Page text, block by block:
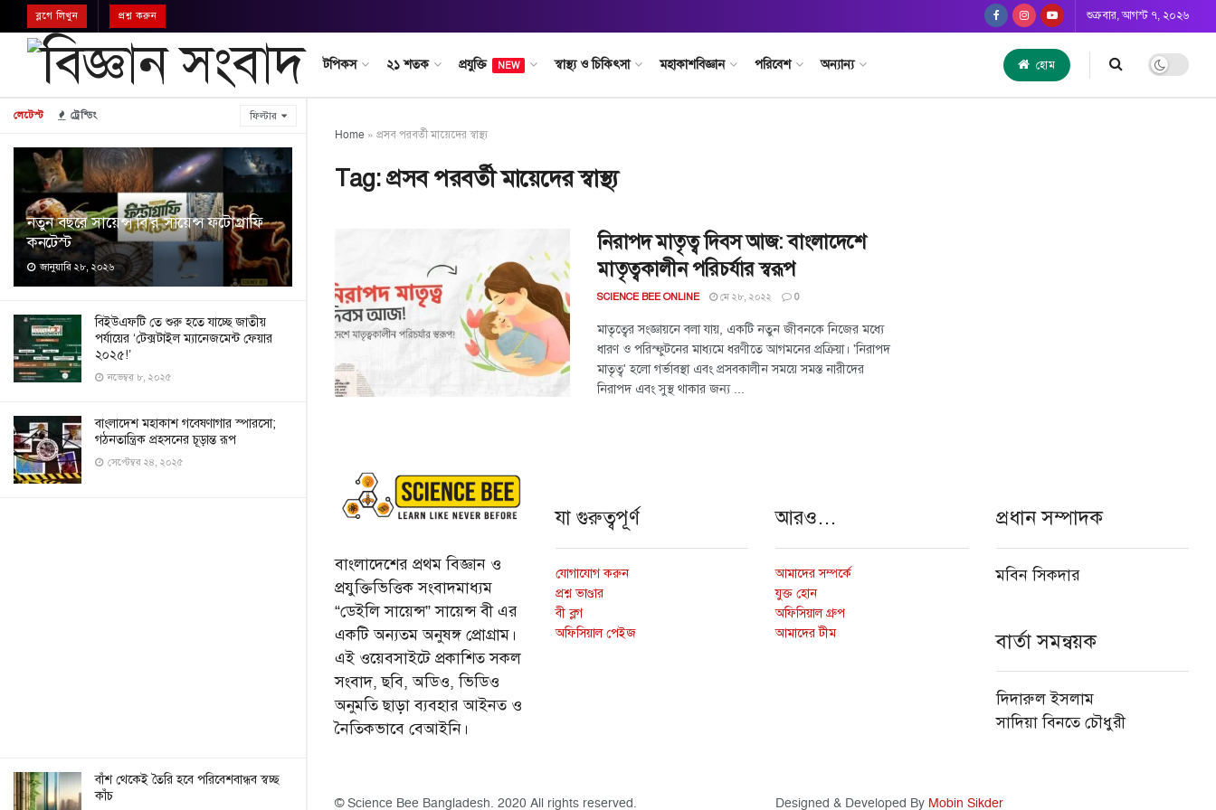
লেটেস্ট ট্রেন্ডিং ফিল্টার
নতুন বছরে সায়েন্স বি’র সায়েন্স ফটোগ্রাফি
কনটেস্ট
জানুয়ারি ২৮, ২০২৬
বিইউএফটি তে শুরু হতে যাচ্ছে জাতীয়
পর্যায়ের ‘টেক্সটাইল ম্যানেজমেন্ট ফেয়ার
২০২৫!’
নভেম্বর ৮, ২০২৫
বাংলাদেশ মহাকাশ গবেষণাগার স্পারসো;
গঠনতান্ত্রিক প্রহসনের চূড়ান্ত রূপ
সেপ্টেম্বর ২৪, ২০২৫
বাঁশ থেকেই তৈরি হবে পরিবেশবান্ধব স্বচ্ছ
কাঁচ
ব্লগে লিখুন প্রশ্ন করুন শুক্রবার, আগস্ট ৭, ২০২৬
টপিকস ২১ শতক প্রযুক্তি NEW স্বাস্থ্য ও চিকিৎসা মহাকাশবিজ্ঞান পরিবেশ অন্যান্য হোম
Home » প্রসব পরবর্তী মায়েদের স্বাস্থ্য
Tag:প্রসব পরবর্তী মায়েদের স্বাস্থ্য
নিরাপদ মাতৃত্ব দিবস আজ: বাংলাদেশে
মাতৃত্বকালীন পরিচর্যার স্বরূপ
SCIENCE BEE ONLINE মে ২৮, ২০২২ 0
মাতৃত্বের সংজ্ঞায়নে বলা যায়, একটি নতুন জীবনকে নিজের মধ্যে
ধারণ ও পরিস্ফুটনের মাধ্যমে ধরণীতে আগমনের প্রক্রিয়া। 'নিরাপদ
মাতৃত্ব' হলো গর্ভাবস্থা এবং প্রসবকালীন সময়ে সমস্ত নারীদের
নিরাপদ এবং সুস্থ থাকার জন্য ...
বাংলাদেশের প্রথম বিজ্ঞান ও
প্রযুক্তিভিত্তিক সংবাদমাধ্যম
“ডেইলি সায়েন্স” সায়েন্স বী এর
একটি অন্যতম অনুষঙ্গ প্রোগ্রাম।
এই ওয়েবসাইটে প্রকাশিত সকল
সংবাদ, ছবি, অডিও, ভিডিও
অনুমতি ছাড়া ব্যবহার আইনত ও
নৈতিকভাবে বেআইনি।
যা গুরুত্বপূর্ণ
যোগাযোগ করুন
প্রশ্ন ভাণ্ডার
বী ব্লগ
অফিসিয়াল পেইজ
আরও…
আমাদের সম্পর্কে
যুক্ত হোন
অফিসিয়াল গ্রুপ
আমাদের টীম
প্রধান সম্পাদক
মবিন সিকদার
বার্তা সমন্বয়ক
দিদারুল ইসলাম
সাদিয়া বিনতে চৌধুরী
© Science Bee Bangladesh. 2020 All rights reserved. Designed & Developed By Mobin Sikder